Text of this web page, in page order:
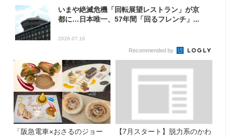
いまや絶滅危機「回転展望レストラン」が京
都に…日本唯一、57年間「回るフレンチ」...
2026.07.16
Recommended by
「阪急電車×おさるのジョー
【7月スタート】脱力系のかわ